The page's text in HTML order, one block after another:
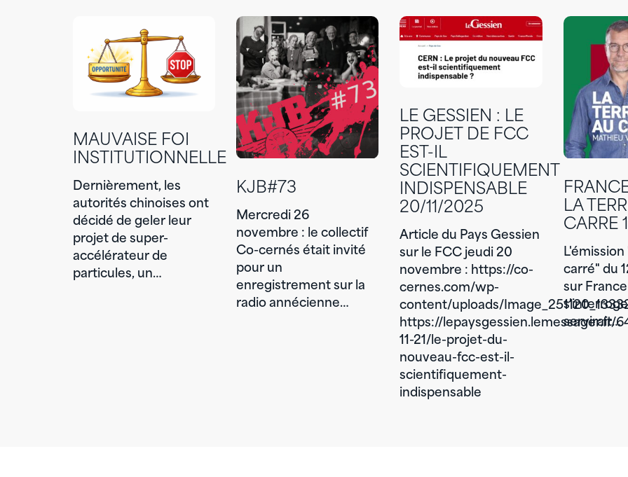
MAUVAISE FOI
INSTITUTIONNELLE
Dernièrement, les
autorités chinoises ont
décidé de geler leur
projet de super-
accélérateur de
particules, un…
KJB#73
Mercredi 26
novembre : le collectif
Co-cernés était invité
pour un
enregistrement sur la
radio annécienne…
LE GESSIEN : LE
PROJET DE FCC
EST-IL
SCIENTIFIQUEMENT
INDISPENSABLE
20/11/2025
Article du Pays Gessien
sur le FCC jeudi 20
novembre : https://co-
cernes.com/wp-
content/uploads/
https://lepaysgessien.lemessager.fr/
11-21/le-projet-du-
nouveau-fcc-est-il-
scientifiquement-
indispensable
LA
CARRE
carré" du
sur
servirait…